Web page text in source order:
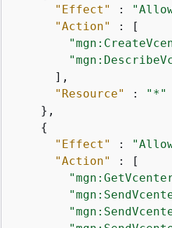
"Effect"
:
"Action"
: [
      ],
"Resource"
:
"*"
    },
{
"Effect"
:
"Action"
: [